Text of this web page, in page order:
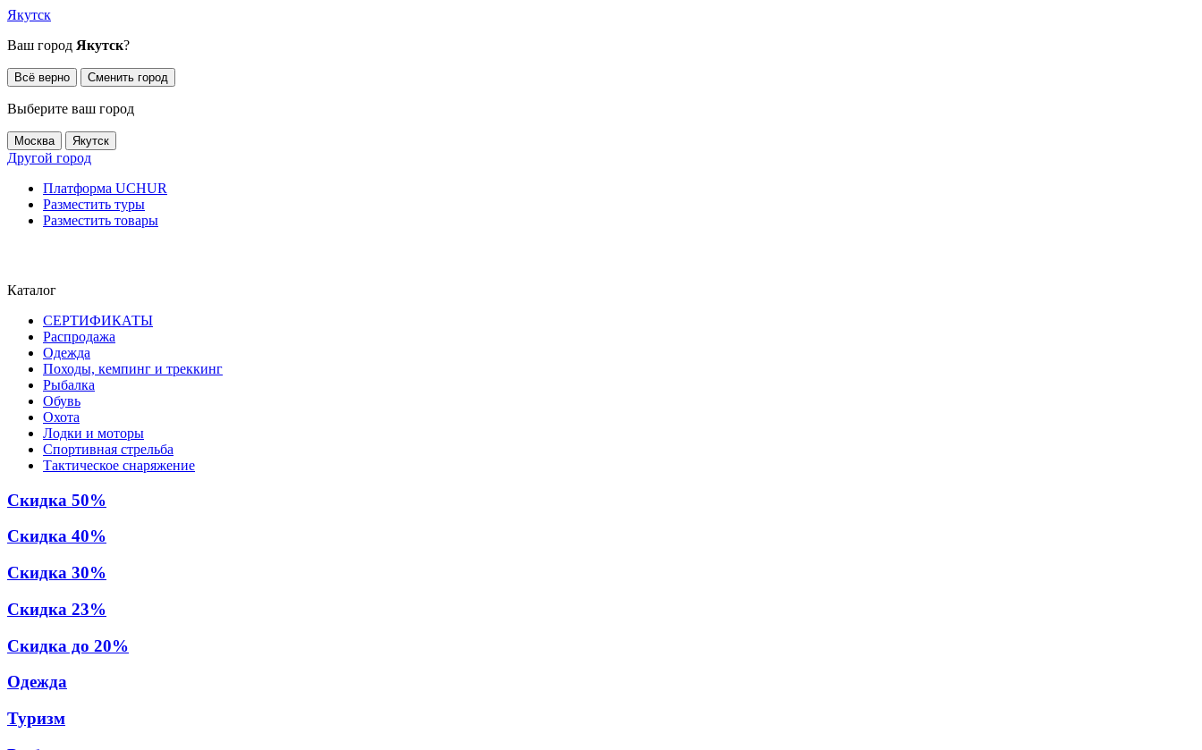
Якутск
Ваш город Якутск?
Всё верно Сменить город
Выберите ваш город
Москва Якутск
Другой город
Платформа UCHUR
Разместить туры
Разместить товары
Каталог
СЕРТИФИКАТЫ
Распродажа
Одежда
Походы, кемпинг и треккинг
Рыбалка
Обувь
Охота
Лодки и моторы
Спортивная стрельба
Тактическое снаряжение
Скидка 50%
Скидка 40%
Скидка 30%
Скидка 23%
Скидка до 20%
Одежда
Туризм